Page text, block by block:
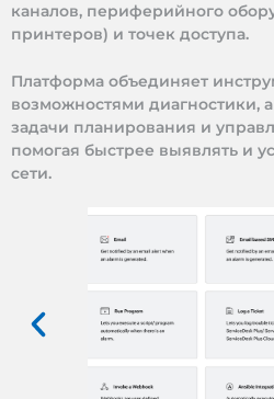
каналов, периферийного
принтеров) и точек доступа.
Платформа объединяет
возможностями диагностики,
задачи планирования и
помогая быстрее выявлять и
сети.